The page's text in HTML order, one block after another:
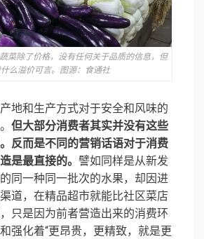
菜除了价格，没有任何关于品质的信息，但
什么溢价可言。图源：食通社
地和生产方式对于安全和风味的
但大部分消费者其实并没有这些
反而是不同的营销话语对于消费
是最直接的。 譬如同样是从新发
同一种同一批次的水果，却因进
道，在精品超市就能比社区菜店
只是因为前者营造出来的消费环
强化着“更昂贵，更精致，就是更